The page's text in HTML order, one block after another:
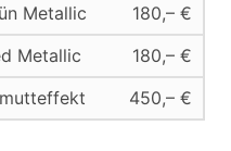
Metallic 180,– €
Metallic 180,– €
450,– €